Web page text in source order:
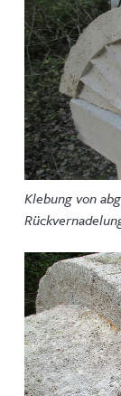
Klebung von